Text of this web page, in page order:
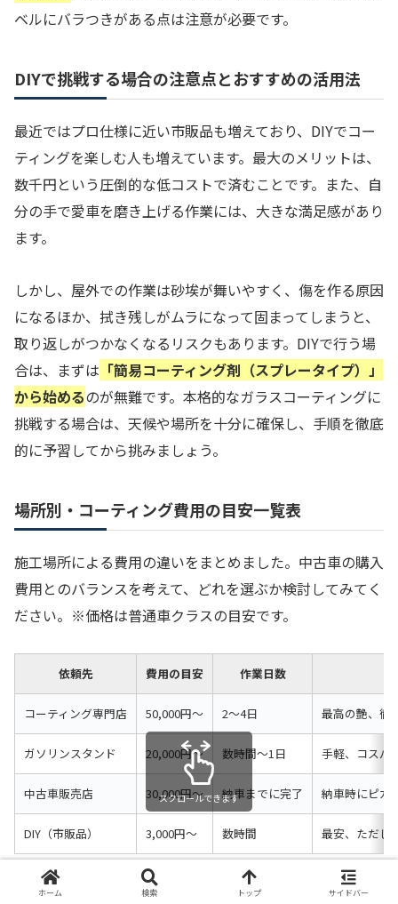
ベルにバラつきがある点は注意が必要です。
DIYで挑戦する場合の注意点とおすすめの活用法
最近ではプロ仕様に近い市販品も増えており、DIYでコー
ティングを楽しむ人も増えています。最大のメリットは、
数千円という圧倒的な低コストで済むことです。また、自
分の手で愛車を磨き上げる作業には、大きな満足感があり
ます。
しかし、屋外での作業は砂埃が舞いやすく、傷を作る原因
になるほか、拭き残しがムラになって固まってしまうと、
取り返しがつかなくなるリスクもあります。DIYで行う場
合は、まずは 「簡易コーティング剤（スプレータイプ）」
から始めるのが無難です。本格的なガラスコーティングに
挑戦する場合は、天候や場所を十分に確保し、手順を徹底
的に予習してから挑みましょう。
場所別・コーティング費用の目安一覧表
施工場所による費用の違いをまとめました。中古車の購入
費用とのバランスを考えて、どれを選ぶか検討してみてく
ださい。※価格は普通車クラスの目安です。
依頼先 費用の目安 作業日数
コーティング専門店 50,000円〜 2〜4日 最高の艶、徹
ガソリンスタンド 20,000円〜 数時間〜1日 手軽、コスパ
中古車販売店 30,000円〜 納車までに完了 納車時にピカ
DIY（市販品） 3,000円〜 数時間 最安、ただし
スクロールできます
ホーム 検索 トップ サイドバー